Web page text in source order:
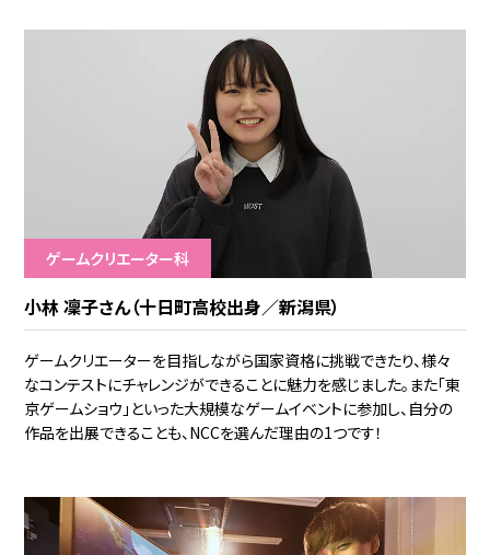
ゲームクリエーター科
小林 凜子さん（十日町高校出身／新潟県）
ゲームクリエーターを目指しながら国家資格に挑戦できたり、様々
なコンテストにチャレンジができることに魅力を感じました。また「東
京ゲームショウ」といった大規模なゲームイベントに参加し、自分の
作品を出展できることも、NCCを選んだ理由の1つです！